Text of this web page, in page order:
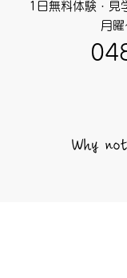
1日無料体験・
月
Why